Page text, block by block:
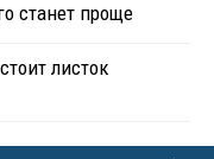
станет проще
листок